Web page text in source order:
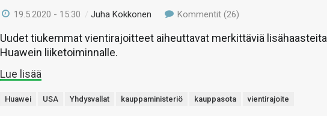
19.5.2020 - 15:30 /Juha Kokkonen Kommentit (26)
Uudet tiukemmat vientirajoitteet aiheuttavat merkittäviä lisähaasteita
Huawein liiketoiminnalle.
Lue lisää
Huawei USA Yhdysvallat kauppaministeriö kauppasota vientirajoite